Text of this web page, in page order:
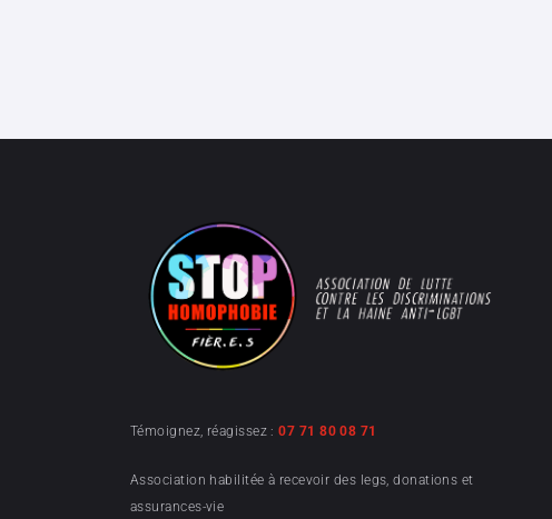
Témoignez, réagissez :07 71 80 08 71
Association habilitée à recevoir des legs, donations et
assurances-vie